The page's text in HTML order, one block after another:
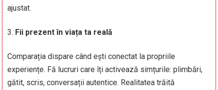
ajustat.
Fii prezent în viața ta reală
Comparația dispare când ești conectat la propriile
experiențe. Fă lucruri care îți activează simțurile: plimbări,
gătit, scris, conversații autentice. Realitatea trăită